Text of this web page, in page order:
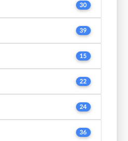
30
39
15
22
24
36